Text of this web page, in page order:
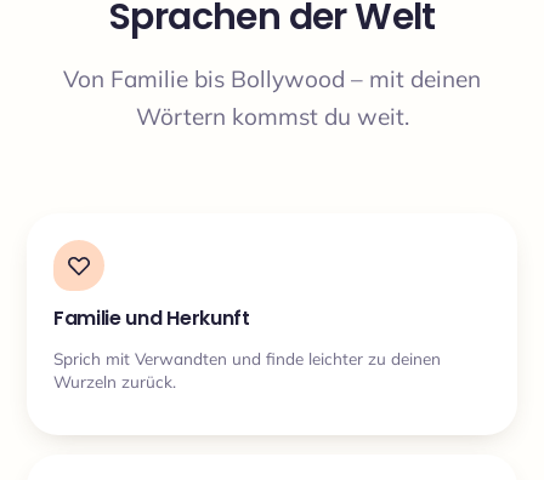
Sprachen der Welt
Von Familie bis Bollywood – mit deinen
Wörtern kommst du weit.
Familie und Herkunft
Sprich mit Verwandten und finde leichter zu deinen
Wurzeln zurück.